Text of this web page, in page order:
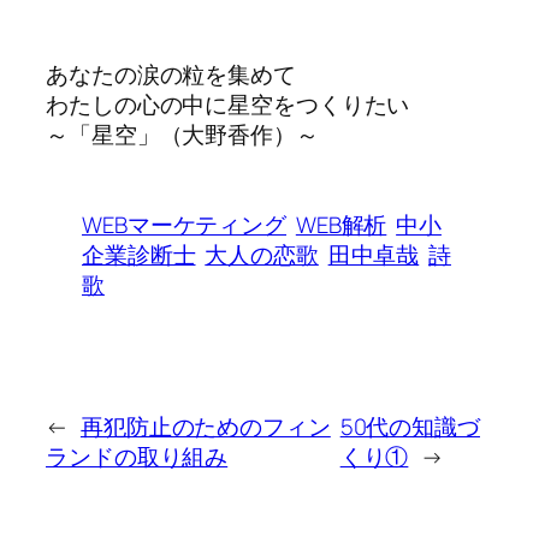
あなたの涙の粒を集めて
わたしの心の中に星空をつくりたい
～「星空」（大野香作）～
WEBマーケティング WEB解析 中小
企業診断士 大人の恋歌 田中卓哉 詩
歌
← 再犯防止のためのフィン
ランドの取り組み
50代の知識づ
くり① →